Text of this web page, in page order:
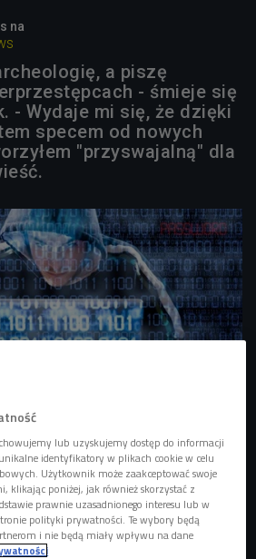
na
a piszę
- śmieje się
- Wydaje mi się, że dzięki
specem od nowych
"przyswajalną" dla
lub uzyskujemy dostęp do informacji
identyfikatory w plikach cookie w celu
Użytkownik może zaakceptować swoje
klikając poniżej, jak również skorzystać z
prawnie uzasadnionego interesu lub w
polityki prywatności. Te wybory będą
i nie będą miały wpływu na dane